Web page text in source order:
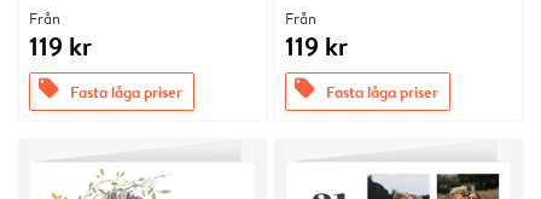
Från
119 kr
offers Fasta låga priser
Från
119 kr
offers Fasta låga priser